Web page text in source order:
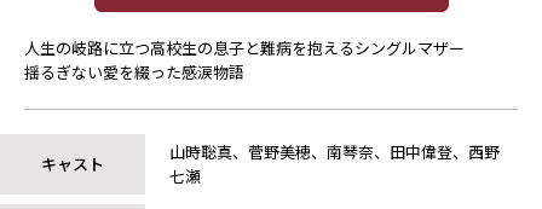
人生の岐路に立つ高校生の息子と難病を抱えるシングルマザー
揺るぎない愛を綴った感涙物語
キャスト
山時聡真、菅野美穂、南琴奈、田中偉登、西野
七瀬